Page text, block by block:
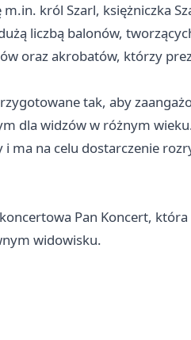
król Szarl, księżniczka
liczbą balonów,
oraz akrobatów, którzy
tak, aby
dla widzów w różnym
ma na celu dostarczenie
Pan Koncert, która
widowisku.